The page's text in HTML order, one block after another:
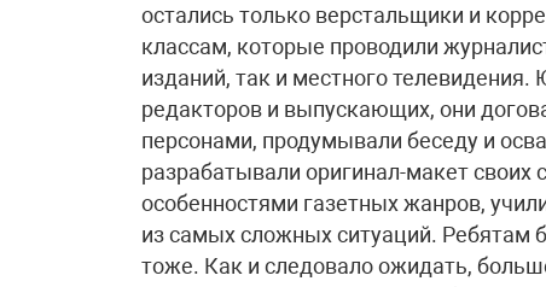
остались только верстальщики и
классам, которые проводили
изданий, так и местного
редакторов и выпускающих, они
персонами, продумывали беседу и
разрабатывали оригинал-макет своих
особенностями газетных жанров,
из самых сложных ситуаций. Ребятам
тоже. Как и следовало ожидать,